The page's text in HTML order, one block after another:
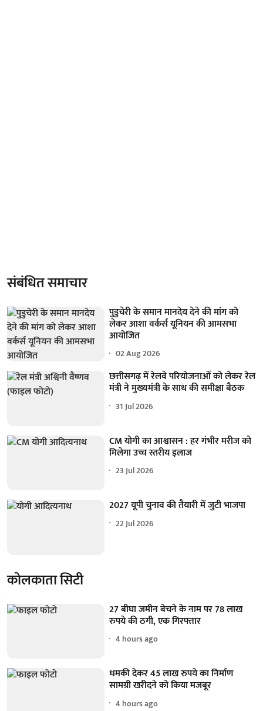
संबंधित समाचार
पुडुचेरी के समान मानदेय देने की मांग को
लेकर आशा वर्कर्स यूनियन की आमसभा
आयोजित
02 Aug 2026
छत्तीसगढ़ में रेलवे परियोजनाओं को लेकर रेल
मंत्री ने मुख्यमंत्री के साथ की समीक्षा बैठक
31 Jul 2026
CM योगी का आश्वासन : हर गंभीर मरीज को
मिलेगा उच्च स्तरीय इलाज
23 Jul 2026
2027 यूपी चुनाव की तैयारी में जुटी भाजपा
22 Jul 2026
कोलकाता सिटी
27 बीघा जमीन बेचने के नाम पर 78 लाख
रुपये की ठगी, एक गिरफ्तार
4 hours ago
धमकी देकर 45 लाख रुपये का निर्माण
सामग्री खरीदने को किया मजबूर
4 hours ago